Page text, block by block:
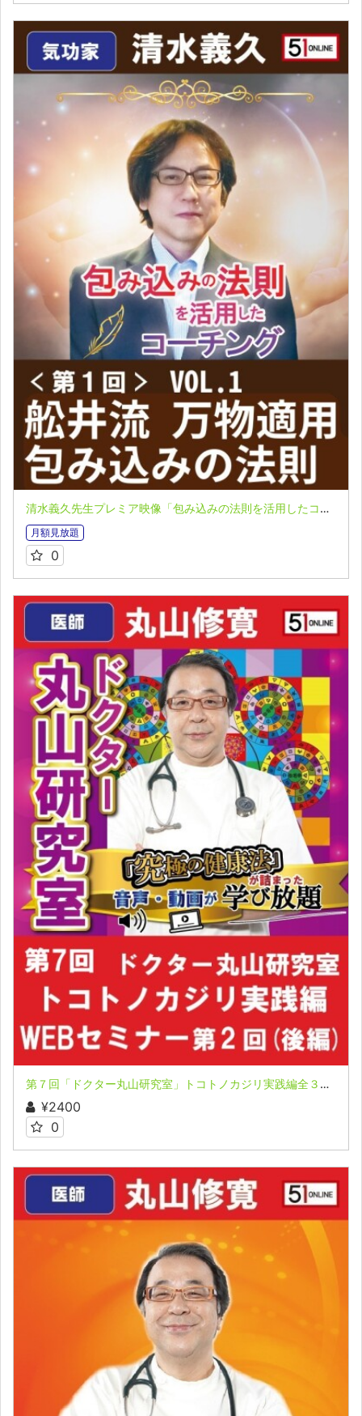
清水義久先生プレミア映像「包み込みの法則を活用したコーチング」第１回 VOL.1：舩井流「包み込みの法則」とは？
月額見放題
0
第７回「ドクター丸山研究室」トコトノカジリ実践編全３回シリーズ LIVE配信セミナー第２回(後編)
¥2400
0